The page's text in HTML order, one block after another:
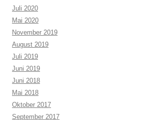
Juli 2020
Mai 2020
November 2019
August 2019
Juli 2019
Juni 2019
Juni 2018
Mai 2018
Oktober 2017
September 2017